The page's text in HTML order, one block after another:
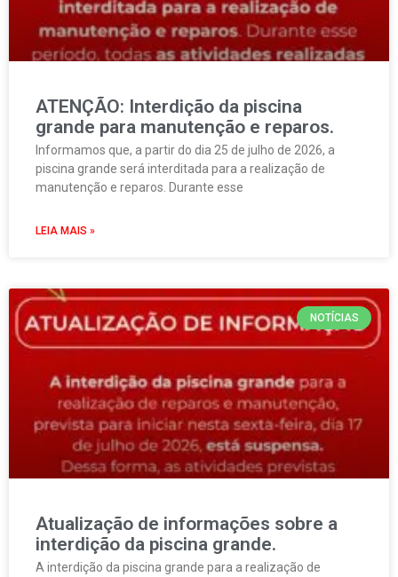
ATENÇÃO: Interdição da piscina
grande para manutenção e reparos.
Informamos que, a partir do dia 25 de julho de 2026, a
piscina grande será interditada para a realização de
manutenção e reparos. Durante esse
LEIA MAIS »
NOTÍCIAS
Atualização de informações sobre a
interdição da piscina grande.
A interdição da piscina grande para a realização de